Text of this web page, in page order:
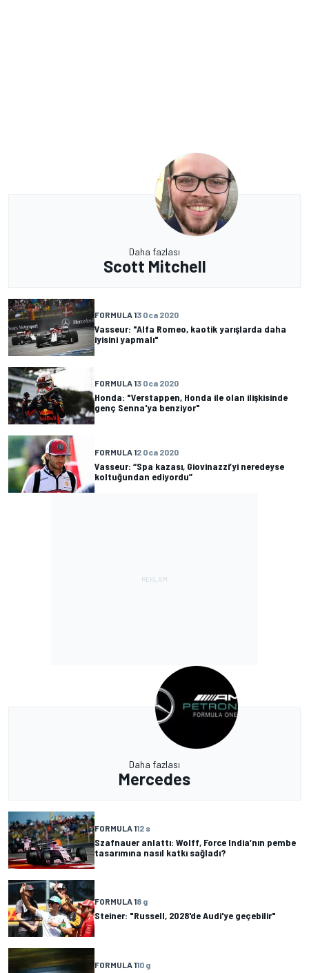
Daha fazlası
Scott Mitchell
FORMULA 13 Oca 2020
Vasseur: "Alfa Romeo, kaotik yarışlarda daha
iyisini yapmalı"
FORMULA 13 Oca 2020
Honda: "Verstappen, Honda ile olan ilişkisinde
genç Senna'ya benziyor"
FORMULA 12 Oca 2020
Vasseur: “Spa kazası, Giovinazzi’yi neredeyse
koltuğundan ediyordu”
Daha fazlası
Mercedes
FORMULA 112 s
Szafnauer anlattı: Wolff, Force India’nın pembe
tasarımına nasıl katkı sağladı?
FORMULA 18 g
Steiner: "Russell, 2028'de Audi'ye geçebilir"
FORMULA 110 g